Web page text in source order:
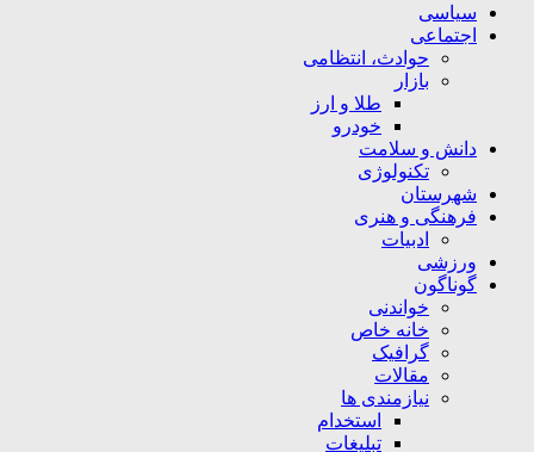
سیاسی
اجتماعی
حوادث، انتظامی
بازار
طلا و ارز
خودرو
دانش و سلامت
تکنولوژی
شهرستان
فرهنگی و هنری
ادبیات
ورزشی
گوناگون
خواندنی
خانه خاص
گرافیک
مقالات
نیازمندی ها
استخدام
تبلیغات